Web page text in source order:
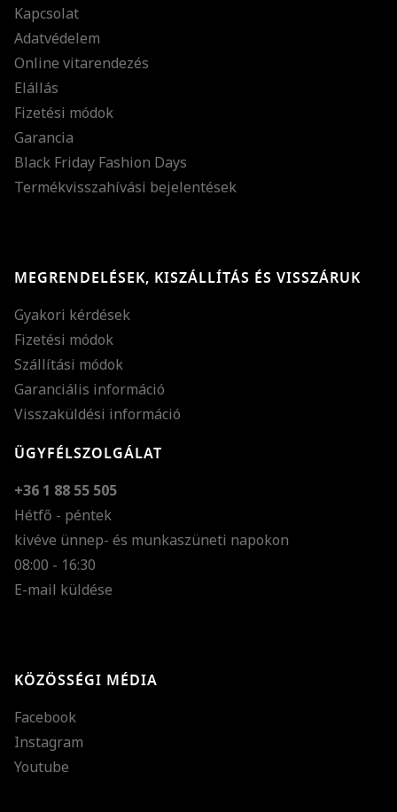
Kapcsolat
Adatvédelem
Online vitarendezés
Elállás
Fizetési módok
Garancia
Black Friday Fashion Days
Termékvisszahívási bejelentések
MEGRENDELÉSEK, KISZÁLLÍTÁS ÉS VISSZÁRUK
Gyakori kérdések
Fizetési módok
Szállítási módok
Garanciális információ
Visszaküldési információ
ÜGYFÉLSZOLGÁLAT
+36 1 88 55 505
Hétfő - péntek
kivéve ünnep- és munkaszüneti napokon
08:00 - 16:30
E-mail küldése
KÖZÖSSÉGI MÉDIA
Facebook
Instagram
Youtube